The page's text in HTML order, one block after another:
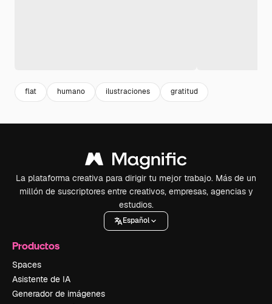
flat humano ilustraciones gratitud
La plataforma creativa para dirigir tu mejor trabajo. Más de un
millón de suscriptores entre creativos, empresas, agencias y
estudios.
Español
Productos
Spaces
Asistente de IA
Generador de imágenes